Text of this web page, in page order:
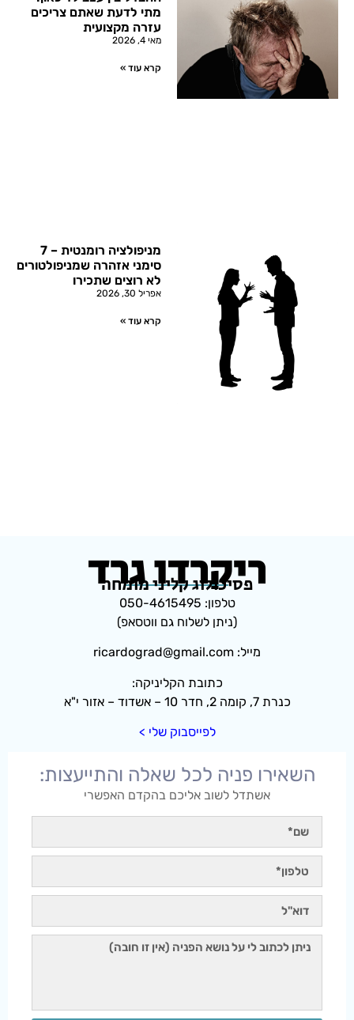
מתי לדעת שאתם צריכים
עזרה מקצועית
מאי 4, 2026
קרא עוד »
מניפולציה רומנטית – 7
סימני אזהרה שמניפולטורים
לא רוצים שתכירו
אפריל 30, 2026
קרא עוד »
ריקרדו גרד
פסיכולוג קליני מומחה
טלפון: 050-4615495
(ניתן לשלוח גם ווטסאפ)
מייל: ricardograd@gmail.com
כתובת הקליניקה:
כנרת 7, קומה 2, חדר 10 – אשדוד – אזור י"א
לפייסבוק שלי >
השאירו פניה לכל שאלה והתייעצות:
אשתדל לשוב אליכם בהקדם האפשרי